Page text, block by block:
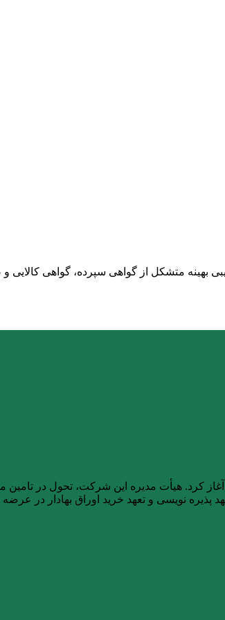
بهینه متشکل از گواهی سپرده، گواهی کالایی و
از دریافت مجوز از سازمان بورس و اوراق بهادار، از آذر ماه ۱۴۰۱ فعالیت خود را آغاز
نویسی و تعهد خرید اوراق بهادار در عرضه